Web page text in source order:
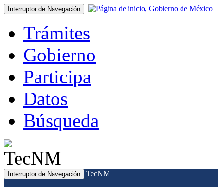
Interruptor de Navegación
Trámites
Gobierno
Participa
Datos
Búsqueda
Interruptor de Navegación TecNM